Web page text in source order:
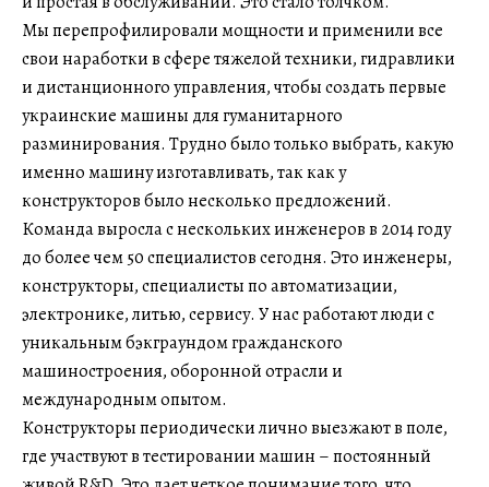
Мы перепрофилировали мощности и применили все
свои наработки в сфере тяжелой техники, гидравлики
и дистанционного управления, чтобы создать первые
украинские машины для гуманитарного
разминирования. Трудно было только выбрать, какую
именно машину изготавливать, так как у
конструкторов было несколько предложений.
Команда выросла с нескольких инженеров в 2014 году
до более чем 50 специалистов сегодня. Это инженеры,
конструкторы, специалисты по автоматизации,
электронике, литью, сервису. У нас работают люди с
уникальным бэкграундом гражданского
машиностроения, оборонной отрасли и
международным опытом.
Конструкторы периодически лично выезжают в поле,
где участвуют в тестировании машин – постоянный